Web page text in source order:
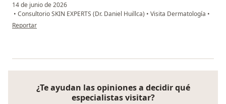
14 de junio de 2026
• Consultorio SKIN EXPERTS (Dr. Daniel Huillca) • Visita Dermatología •
en opinión del usuario Rodrigo
Reportar
¿Te ayudan las opiniones a decidir qué
especialistas visitar?